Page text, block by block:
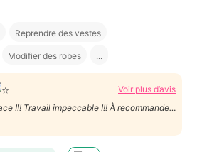
Reprendre des vestes
Modifier des robes ...
Voir plus d’avis
!!! Travail impeccable !!! À recommander